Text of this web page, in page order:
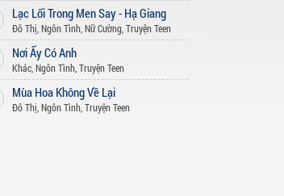
Lạc Lối Trong Men Say - Hạ Giang
Đô Thị Ngôn Tình, Nữ Cường, Truyện Teen
Nơi Ấy Có Anh
Khác, Ngôn Tình, Truyện Teen
Mùa Hoa Không Về Lại
Đô Thị Ngôn Tình, Truyện Teen